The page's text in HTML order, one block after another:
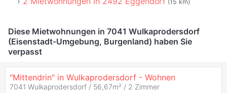
(15 km)
Diese Mietwohnungen in 7041 Wulkaprodersdorf
(Eisenstadt-Umgebung, Burgenland) haben Sie
verpasst
"Mittendrin" in Wulkaprodersdorf - Wohnen
7041 Wulkaprodersdorf / 56,67m² / 2 Zimmer